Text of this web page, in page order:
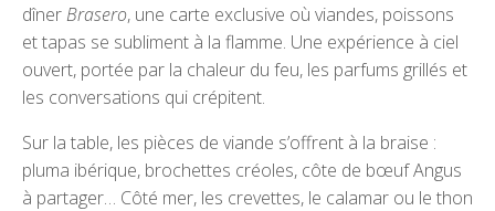
dînerBrasero, une carte exclusive où viandes, poissons
et tapas se subliment à la flamme. Une expérience à ciel
ouvert, portée par la chaleur du feu, les parfums grillés et
les conversations qui crépitent.
Sur la table, les pièces de viande s’offrent à la braise :
pluma ibérique, brochettes créoles, côte de bœuf Angus
à partager… Côté mer, les crevettes, le calamar ou le thon